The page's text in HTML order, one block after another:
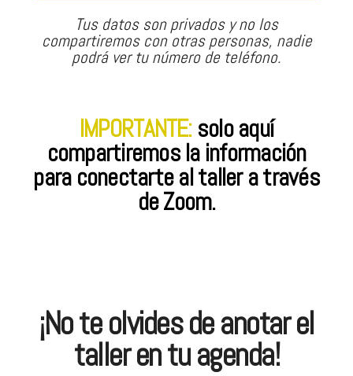
Tus datos son privados y no los
compartiremos con otras personas, nadie
podrá ver tu número de teléfono.
IMPORTANTE:solo aquí
compartiremos la información
para conectarte al taller a través
de Zoom.
¡No te olvides de anotar el
taller en tu agenda!